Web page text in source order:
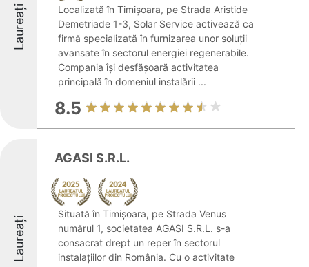
Laureați
Localizată în Timișoara, pe Strada Aristide
Demetriade 1-3, Solar Service activează ca
firmă specializată în furnizarea unor soluții
avansate în sectorul energiei regenerabile.
Compania își desfășoară activitatea
principală în domeniul instalării ...
8.5
Laureați
AGASI S.R.L.
Situată în Timișoara, pe Strada Venus
numărul 1, societatea AGASI S.R.L. s-a
consacrat drept un reper în sectorul
instalațiilor din România. Cu o activitate